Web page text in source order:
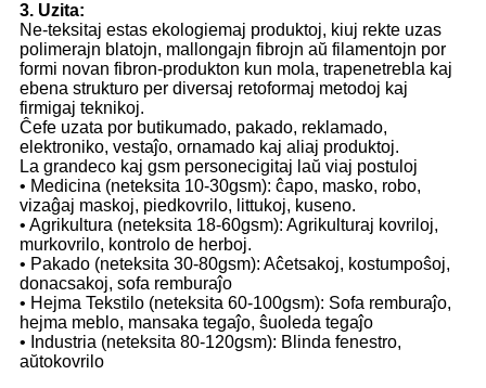
3. Uzita:
Ne-teksitaj estas ekologiemaj produktoj, kiuj rekte uzas
polimerajn blatojn, mallongajn fibrojn aŭ filamentojn por
formi novan fibron-produkton kun mola, trapenetrebla kaj
ebena strukturo per diversaj retoformaj metodoj kaj
firmigaj teknikoj.
Ĉefe uzata por butikumado, pakado, reklamado,
elektroniko, vestaĵo, ornamado kaj aliaj produktoj.
La grandeco kaj gsm personecigitaj laŭ viaj postuloj
• Medicina (neteksita 10-30gsm): ĉapo, masko, robo,
vizaĝaj maskoj, piedkovrilo, littukoj, kuseno.
• Agrikultura (neteksita 18-60gsm): Agrikulturaj kovriloj,
murkovrilo, kontrolo de herboj.
• Pakado (neteksita 30-80gsm): Aĉetsakoj, kostumpoŝoj,
donacsakoj, sofa remburaĵo
• Hejma Tekstilo (neteksita 60-100gsm): Sofa remburaĵo,
hejma meblo, mansaka tegaĵo, ŝuoleda tegaĵo
• Industria (neteksita 80-120gsm): Blinda fenestro,
aŭtokovrilo